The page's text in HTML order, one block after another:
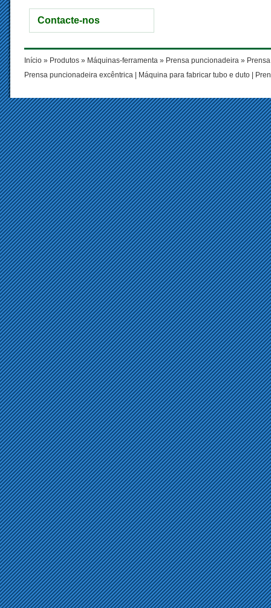
Contacte-nos
Início » Produtos » Máquinas-ferramenta » Prensa puncionadeira »
Prensa puncionadeira excêntrica
Máquina para fabricar tubo e duto